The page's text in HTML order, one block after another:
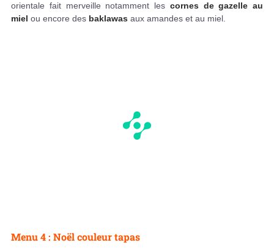
orientale fait merveille notamment les cornes de gazelle au
miel ou encore des baklawas aux amandes et au miel.
Menu 4 : Noël couleur tapas